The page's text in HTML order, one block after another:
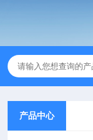
产品中心